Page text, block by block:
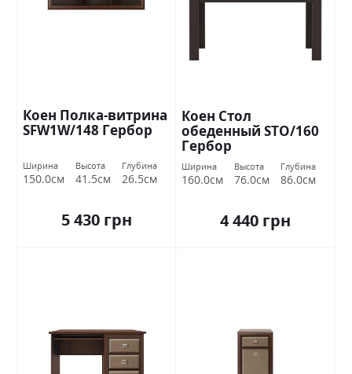
Коен Полка-витрина
SFW1W/148 Гербор
Ширина
150.0см
Высота
41.5см
Глубина
26.5см
5 430 грн
Коен Стол
обеденный STO/160
Гербор
Ширина
160.0см
Высота
76.0см
Глубина
86.0см
4 440 грн